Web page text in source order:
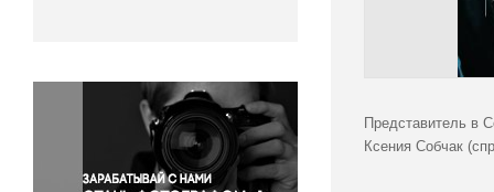
Окружающая среда
Политика
Правосудие
Происшествия и конфликты
Представитель в
Ксения Собчак